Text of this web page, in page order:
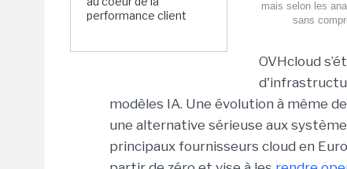
performance client
mais selon les
sans
OVHcloud
modèles IA. Une évolution à même
une alternative sérieuse aux
principaux fournisseurs cloud en